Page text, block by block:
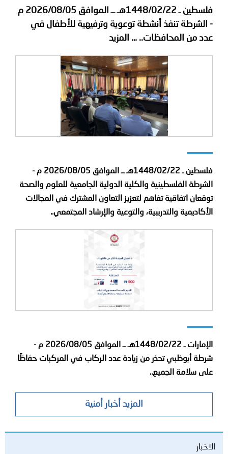
فلسطين ـ 1448/02/22هـ ــ الموافق 2026/08/05 م
- الشرطة تنفذ أنشطة توعوية وترفيهية للأطفال في
عدد من المحافظات.. … المزيد
فلسطين ـ 1448/02/22هـ ــ الموافق 2026/08/05 م -
الشرطة الفلسطينية والكلية الدولية الجامعية للعلوم والصحة
توقعان اتفاقية تفاهم لتعزيز التعاون المشترك في المجالات
الأكاديمية والتدريبية، والتوعية والإرشاد المجتمعي..
الإمارات ـ 1448/02/22هـ ــ الموافق 2026/08/05 م -
شرطة أبوظبي تحذر من زيادة عدد الركاب في المركبات حفاظًا
على سلامة الجميع..
المزيد أخبار أمنية
الاخبار